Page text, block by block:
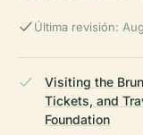
Última revisión:
Visiting the
Tickets, and
Foundation